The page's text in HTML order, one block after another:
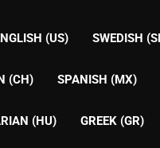
(US) SWEDISH
(CH) SPANISH (MX)
(HU) GREEK (GR)